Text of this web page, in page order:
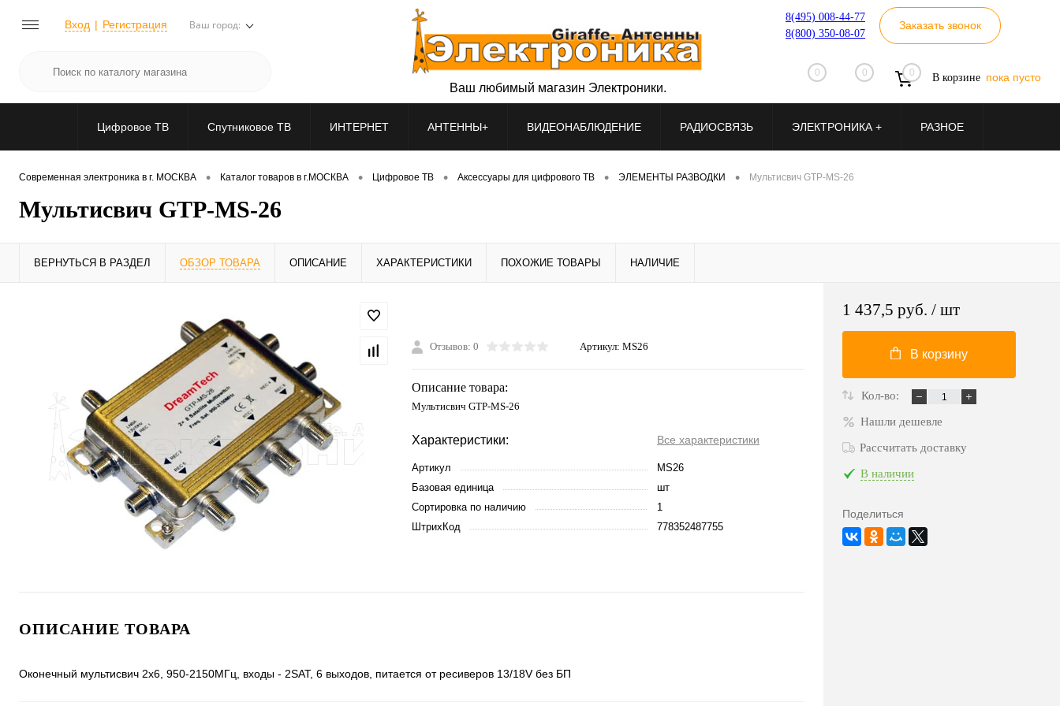
Вход Регистрация Ваш город:
8(495) 008-44-77
8(800) 350-08-07
Заказать звонок
0 0 0 В корзине пока пусто
Ваш любимый магазин Электроники.
Цифровое ТВ Спутниковое ТВ ИНТЕРНЕТ АНТЕННЫ+ ВИДЕОНАБЛЮДЕНИЕ РАДИОСВЯЗЬ ЭЛЕКТРОНИКА + РАЗНОЕ
Современная электроника в г. МОСКВА • Каталог товаров в г.МОСКВА • Цифровое ТВ • Аксессуары для цифрового ТВ • ЭЛЕМЕНТЫ РАЗВОДКИ • Мультисвич GTP-MS-26
Мультисвич GTP-MS-26
ВЕРНУТЬСЯ В РАЗДЕЛ ОБЗОР ТОВАРА ОПИСАНИЕ ХАРАКТЕРИСТИКИ ПОХОЖИЕ ТОВАРЫ НАЛИЧИЕ
Отзывов: 0 Артикул: MS26
Описание товара:
Мультисвич GTP-MS-26
Характеристики: Все характеристики
Артикул
MS26
Базовая единица
шт
Сортировка по наличию
1
ШтрихКод
778352487755
ОПИСАНИЕ ТОВАРА
Оконечный мультисвич 2х6, 950-2150МГц, входы - 2SAT, 6 выходов, питается от ресиверов 13/18V без БП
1 437,5 руб. / шт
В корзину
Кол-во:
Нашли дешевле
Рассчитать доставку
В наличии
Поделиться